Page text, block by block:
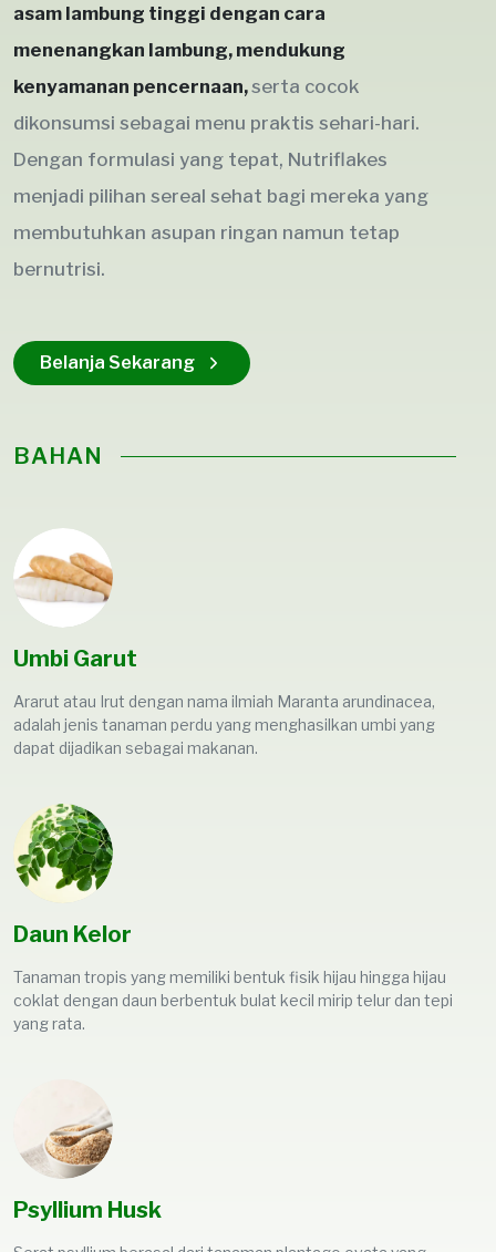
asam lambung tinggi dengan cara
menenangkan lambung, mendukung
kenyamanan pencernaan,serta cocok
dikonsumsi sebagai menu praktis sehari-hari.
Dengan formulasi yang tepat, Nutriflakes
menjadi pilihan sereal sehat bagi mereka yang
membutuhkan asupan ringan namun tetap
bernutrisi.
Belanja Sekarang
BAHAN
Umbi Garut
Ararut atau Irut dengan nama ilmiah Maranta arundinacea,
adalah jenis tanaman perdu yang menghasilkan umbi yang
dapat dijadikan sebagai makanan.
Daun Kelor
Tanaman tropis yang memiliki bentuk fisik hijau hingga hijau
coklat dengan daun berbentuk bulat kecil mirip telur dan tepi
yang rata.
Psyllium Husk